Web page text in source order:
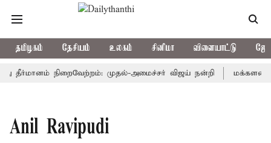
தமிழகம் தேசியம் உலகம் சினிமா விளையாட்டு
தீர்மானம் நிறைவேற்றம்: முதல்-அமைச்சர் விஜய் நன்றி
Anil Ravipudi